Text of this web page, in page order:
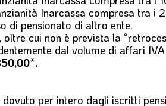
Inarcassa compresa tra i
di pensionato di altro ente.
cui non è prevista la
dal volume di affari
*.
dovuto per intero dagli iscritti